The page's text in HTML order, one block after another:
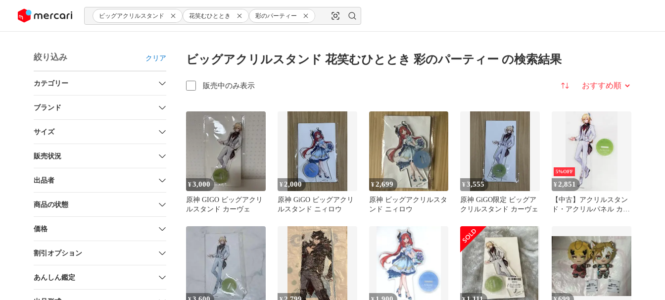
ツにスキップ ビッグアクリルスタンド 花笑むひととき 彩のパーティー
絞り込み クリア
カテゴリー
ブランド
サイズ
販売状況
出品者
商品の状態
価格
割引オプション
あんしん鑑定
ビッグアクリルスタンド 花笑むひととき 彩のパーティー の検索結果
販売中のみ表示 並び替え
¥3,000
原神 GIGO ビッグアクリ
ルスタンド カーヴェ
¥ 2,000
原神 GiGO ビッグアクリ
ルスタンド ニィロウ
¥2,699
原神 ビッグアクリルスタ
ンド ニィロウ
¥3,555
原神 GiGO限定 ビッグア
クリルスタンド カーヴェ
5%OFF
¥ 2,851
【中古】アクリルスタン
ド・アクリルパネル カー
ペーン～花笑むひとと
き、彩のパーティー～」